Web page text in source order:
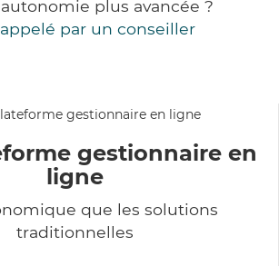
plus avancée ?
par un conseiller
gestionnaire en
ligne
que les solutions
traditionnelles